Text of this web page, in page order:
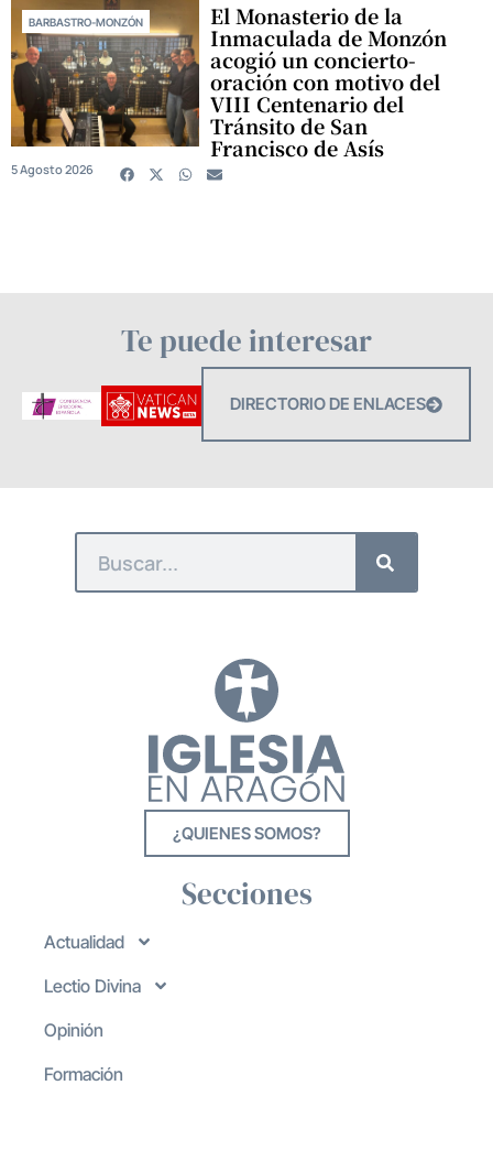
BARBASTRO-MONZÓN El Monasterio de la
Inmaculada de Monzón
acogió un concierto-
oración con motivo del
VIII Centenario del
Tránsito de San
Francisco de Asís
5 Agosto 2026
Te puede interesar
DIRECTORIO DE ENLACES
¿QUIENES SOMOS?
Secciones
Actualidad
Lectio Divina
Opinión
Formación